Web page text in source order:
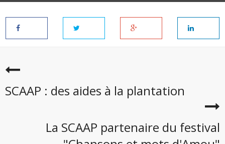
SCAAP : des aides à la plantation
La SCAAP partenaire du festival